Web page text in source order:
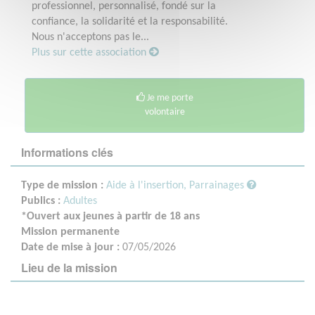
professionnel, personnalisé, fondé sur la
confiance, la solidarité et la responsabilité.
Nous n'acceptons pas le...
Plus sur cette association
Je me porte
volontaire
Informations clés
Type de mission : Aide à l'insertion, Parrainages
Publics : Adultes
*Ouvert aux jeunes à partir de 18 ans
Mission permanente
Date de mise à jour : 07/05/2026
Lieu de la mission